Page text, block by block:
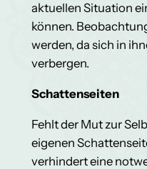
aktuellen Situation
können.
werden, da sich in
verbergen.
Schattenseiten
Fehlt der Mut zur
eigenen
verhindert eine